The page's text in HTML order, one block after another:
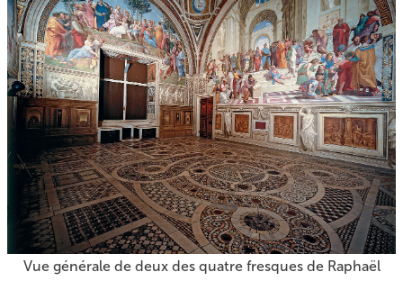
Vue générale de deux des quatre fresques de Raphaël